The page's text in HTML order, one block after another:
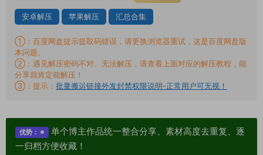
安卓解压 苹果解压 汇总合集
①：百度网盘提示提取码错误，请更换浏览器重试，这是百度网盘版
本问题。
②：遇见解压密码不对、无法解压，请查看上面对应的解压教程，能
分享就肯定能解压！
③：提示： 批量搬运链接外发封禁权限说明-正常用户可无视！
优势：
单个博主作品统一整合分享、素材高度去重复、逐
一归档方便收藏！